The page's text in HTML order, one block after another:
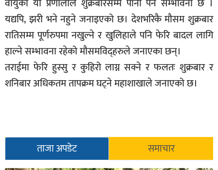
यद्यपि, झरी भने नहुने जनाइएको छ। देशभरिकै मौसम शुक्रबार
रातिसम्म पूर्णरुपमा नखुल्ने र खुलिहाले पनि फेरि बादल लागि
हाल्ने सम्भावना रहेको मौसमविद्हरुले जनाएका छन्।
तराईमा फेरि हुस्सु र कुहिरो लाग्न सक्ने र फलतः शुक्रबार र
शनिबार अधिकतम तापक्रम घट्ने महाशाखाले जनाएको छ।
ताजा अपडेट समाचार